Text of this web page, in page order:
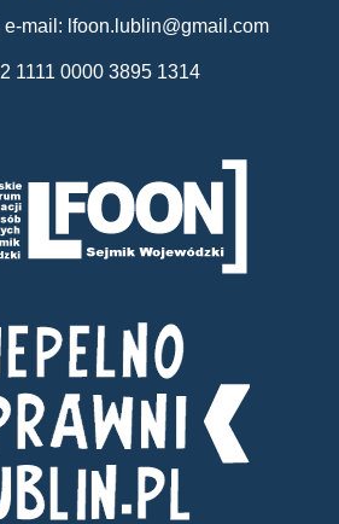
e-mail: lfoon.lublin@gmail.com
1111 0000 3895 1314